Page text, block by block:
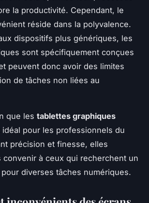
la productivité. Cependant, le
réside dans la polyvalence.
dispositifs plus génériques, les
sont spécifiquement conçues
peuvent donc avoir des limites
de tâches non liées au
que les tablettes graphiques
pour les professionnels du
précision et finesse, elles
convenir à ceux qui recherchent un
diverses tâches numériques.